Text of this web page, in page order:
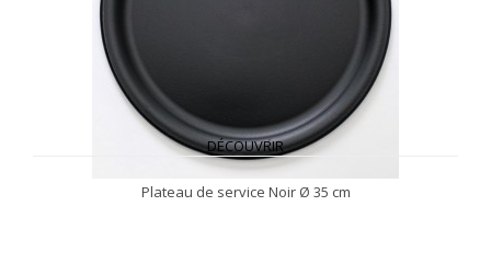
DÉCOUVRIR
Plateau de service Noir Ø 35 cm